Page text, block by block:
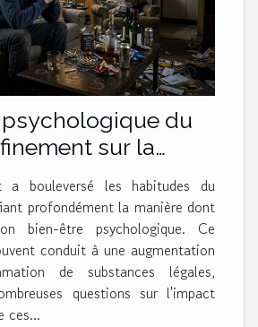
du
sur la
de
légales ?
a bouleversé les habitudes du
profondément la manière dont
bien-être psychologique. Ce
conduit à une augmentation
de substances légales,
questions sur l'impact
ces...